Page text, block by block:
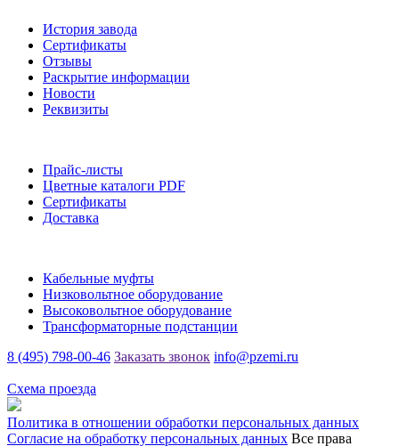
История завода
Сертификаты
Отзывы
Раскрытие информации
Новости
Реквизиты
Прайс-листы
Цветные каталоги PDF
Сертификаты
Доставка
Кабельные муфты
Низковольтное оборудование
Высоковольтное оборудование
Трансформаторные подстанции
8 (495) 798-00-46 Заказать звонок info@pzemi.ru
Схема проезда
Политика в отношении обработки персональных данных
Согласие на обработку персональных данных Все права